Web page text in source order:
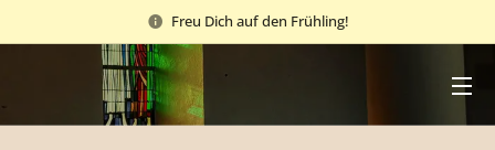
Freu Dich auf den Frühling!